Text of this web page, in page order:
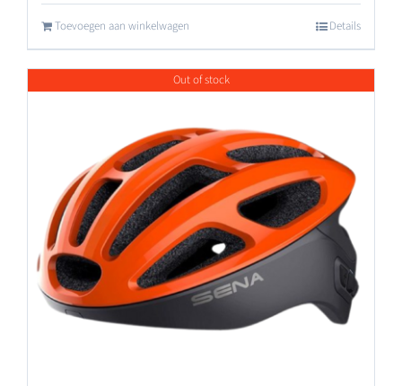
Toevoegen aan winkelwagen Details
Out of stock